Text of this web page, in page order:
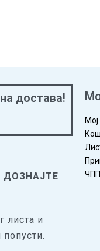
достава!
ДОЗНАЈТЕ
листа и
попусти.